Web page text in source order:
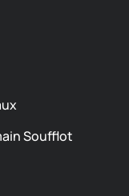
Soufflot